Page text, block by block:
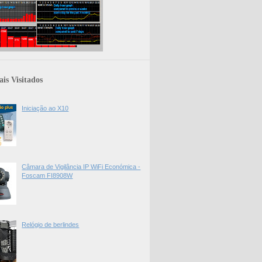
Visitados
Iniciação ao X10
Câmara de Vigilância IP WiFi Económica -
Foscam FI8908W
Relógio de berlindes